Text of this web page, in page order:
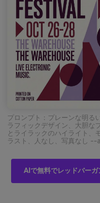
プロンプト：プレーンな明る
ラフィックデザイン、大胆な
とライラックのハイライト、
ラスト、人なし、写真なし --
AIで無料でレッドバー